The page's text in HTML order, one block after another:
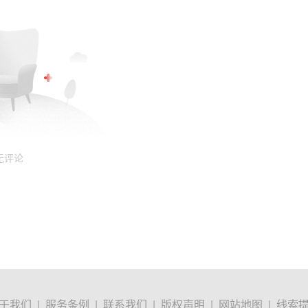
评论
我们 | 服务条例 | 联系我们 | 版权声明 | 网站地图 | 线索